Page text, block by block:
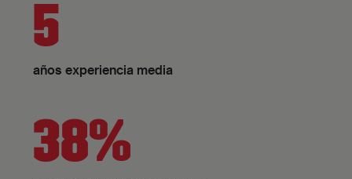
5
años experiencia media
38%